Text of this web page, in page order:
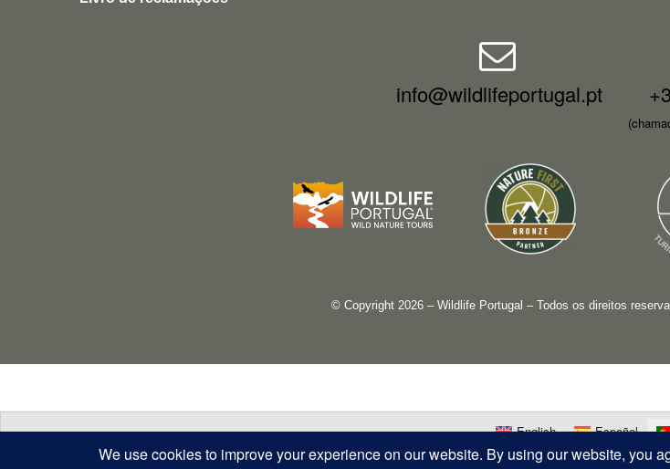
info@wildlifeportugal.pt
© Copyright 2026 – Wildlife Portugal – Todos os direitos
English Español